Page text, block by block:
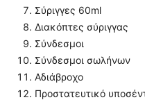
Σύριγγες 60ml
Διακόπτες σύριγγας
Σύνδεσμοι
Σύνδεσμοι σωλήνων
Αδιάβροχο
Προστατευτικό